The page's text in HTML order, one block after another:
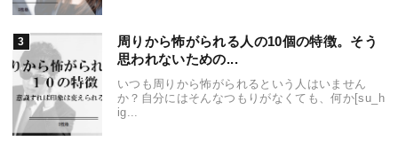
周りから怖がられる人の10個の特徴。そう
思われないための...
いつも周りから怖がられるという人はいません
か？自分にはそんなつもりがなくても、何か[su_h
ig...